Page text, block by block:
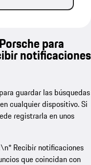
para
notificaciones
guardar las búsquedas
cualquier dispositivo. Si
registrarla en unos
\n* Recibir notificaciones
que coincidan con